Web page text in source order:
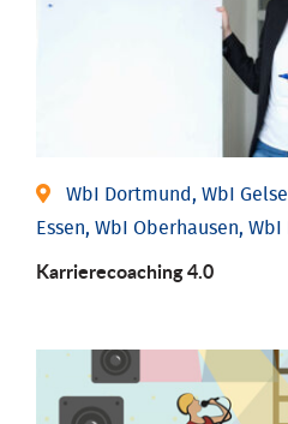
WbI Dortmund, WbI
Essen, WbI Oberhausen,
Karriere­coaching 4.0